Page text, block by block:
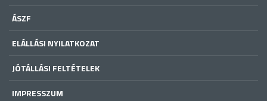
ÁSZF
ELÁLLÁSI NYILATKOZAT
JÓTÁLLÁSI FELTÉTELEK
IMPRESSZUM